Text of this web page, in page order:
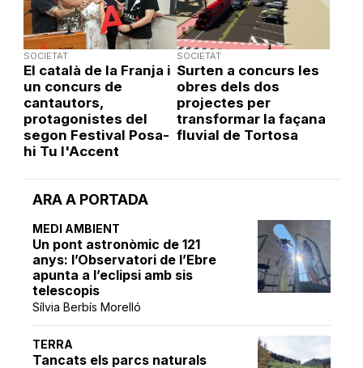
ARA A PORTADA
MEDI AMBIENT
Un pont astronòmic de 121
anys: l’Observatori de l’Ebre
apunta a l’eclipsi amb sis
telescopis
Sílvia Berbís Morelló
TERRA
Tancats els parcs naturals
SOCIETAT
El català de la Franja i
un concurs de
cantautors,
protagonistes del
segon Festival Posa-
hi Tu l'Accent
SOCIETAT
Surten a concurs les
obres dels dos
projectes per
transformar la façana
fluvial de Tortosa